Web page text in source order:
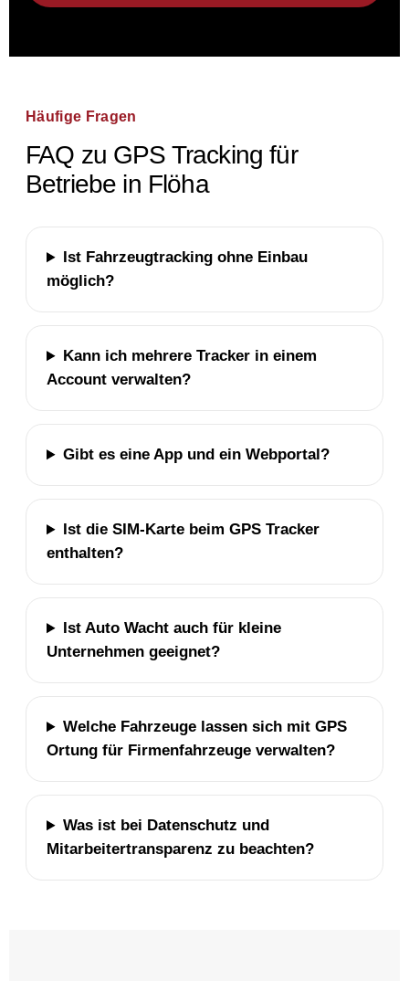
Häufige Fragen
FAQ zu GPS Tracking für
Betriebe in Flöha
Ist Fahrzeugtracking ohne Einbau
möglich?
Kann ich mehrere Tracker in einem
Account verwalten?
Gibt es eine App und ein Webportal?
Ist die SIM-Karte beim GPS Tracker
enthalten?
Ist Auto Wacht auch für kleine
Unternehmen geeignet?
Welche Fahrzeuge lassen sich mit GPS
Ortung für Firmenfahrzeuge verwalten?
Was ist bei Datenschutz und
Mitarbeitertransparenz zu beachten?